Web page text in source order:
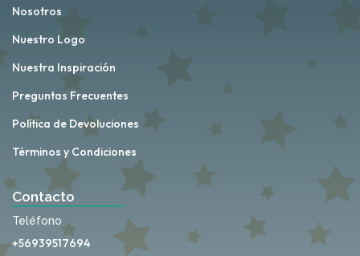
Nosotros
Nuestro Logo
Nuestra Inspiración
Preguntas Frecuentes
Política de Devoluciones
Términos y Condiciones
Contacto
Teléfono
+56939517694